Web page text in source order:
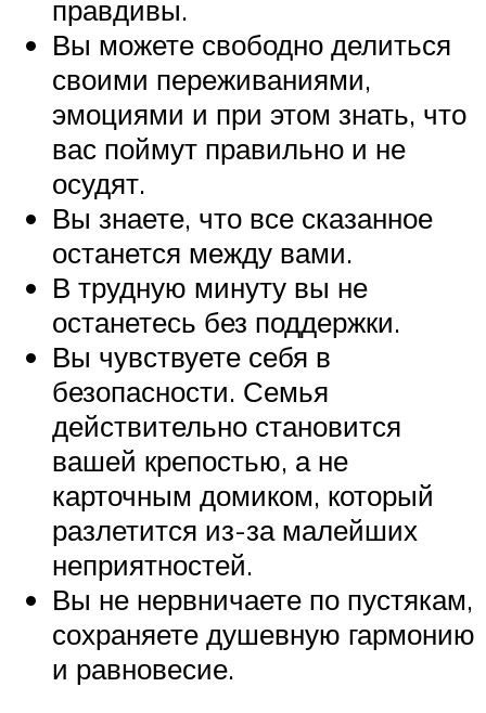
правдивы.
Вы можете свободно делиться
своими переживаниями,
эмоциями и при этом знать, что
вас поймут правильно и не
осудят.
Вы знаете, что все сказанное
останется между вами.
В трудную минуту вы не
останетесь без поддержки.
Вы чувствуете себя в
безопасности. Семья
действительно становится
вашей крепостью, а не
карточным домиком, который
разлетится из-за малейших
неприятностей.
Вы не нервничаете по пустякам,
сохраняете душевную гармонию
и равновесие.